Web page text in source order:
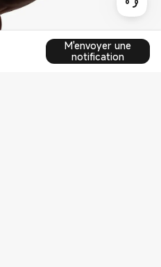
M'envoyer une
notification